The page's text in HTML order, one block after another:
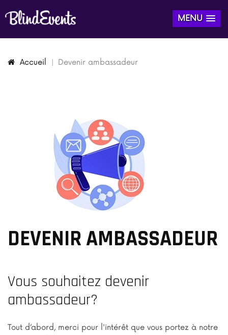
MENU
Accueil Devenir ambassadeur
DEVENIR AMBASSADEUR
Vous souhaitez devenir
ambassadeur?
Tout d’abord, merci pour l'intérêt que vous portez à notre